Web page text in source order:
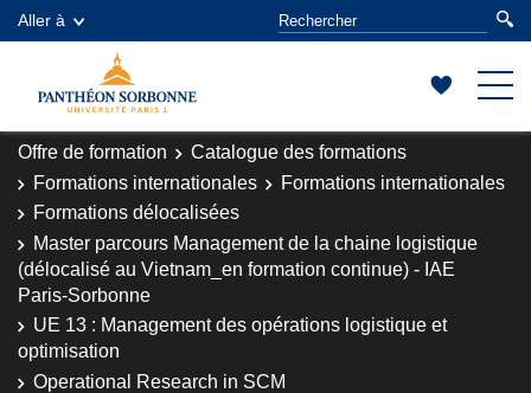
Aller à
Offre de formation
Catalogue des formations
Formations internationales
Formations internationales
Formations délocalisées
Master parcours Management de la chaine logistique
(délocalisé au Vietnam_en formation continue) - IAE
Paris-Sorbonne
UE 13 : Management des opérations logistique et
optimisation
Operational Research in SCM